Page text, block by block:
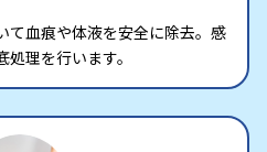
て血痕や体液を安全に除去。感
理を行います。